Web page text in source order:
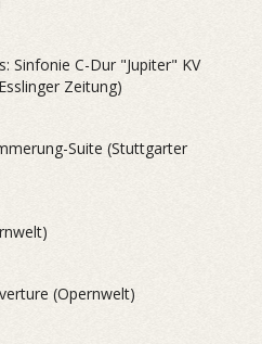
Sinfonie C-Dur "Jupiter" KV
Zeitung)
Suite (Stuttgarter
(Opernwelt)